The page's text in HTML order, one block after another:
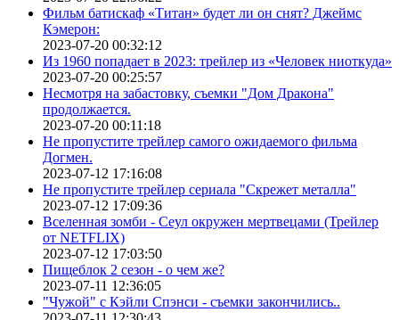
Фильм батискаф «Титан» будет ли он снят? Джеймс
Кэмерон:
2023-07-20 00:32:12
Из 1960 попадает в 2023: трейлер из «Человек ниоткуда»
2023-07-20 00:25:57
Несмотря на забастовку, съемки "Дом Дракона"
продолжается.
2023-07-20 00:11:18
Не пропустите трейлер самого ожидаемого фильма
Догмен.
2023-07-12 17:16:08
Не пропустите трейлер сериала "Скрежет металла"
2023-07-12 17:09:36
Вселенная зомби - Сеул окружен мертвецами (Трейлер
от NETFLIX)
2023-07-12 17:03:50
Пищеблок 2 сезон - о чем же?
2023-07-11 12:36:05
"Чужой" с Кэйли Спэнси - съемки закончились..